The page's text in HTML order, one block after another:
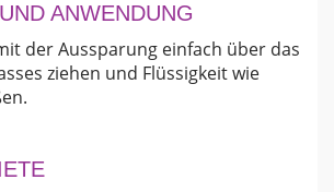
ANWENDUNG
der Aussparung einfach über das
ziehen und Flüssigkeit wie